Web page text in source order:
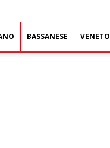
BASSANESE VENETO